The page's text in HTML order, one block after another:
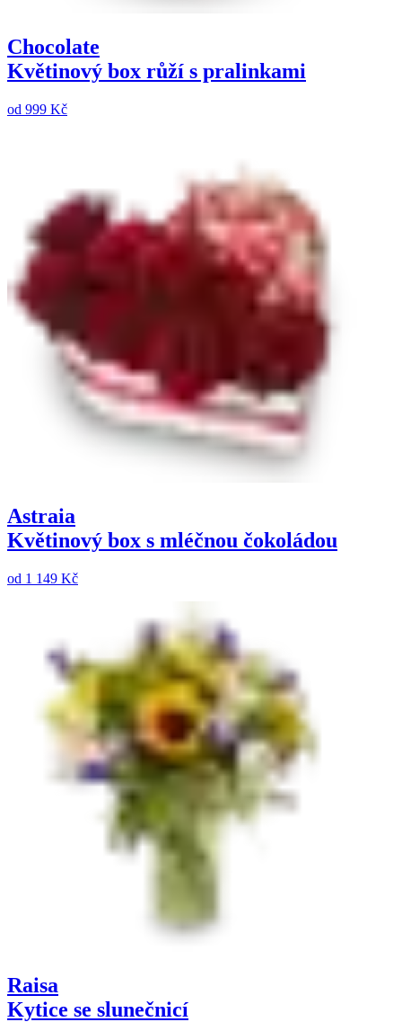
Chocolate
Květinový box růží s pralinkami
od 999 Kč
Astraia
Květinový box s mléčnou čokoládou
od 1 149 Kč
Raisa
Kytice se slunečnicí